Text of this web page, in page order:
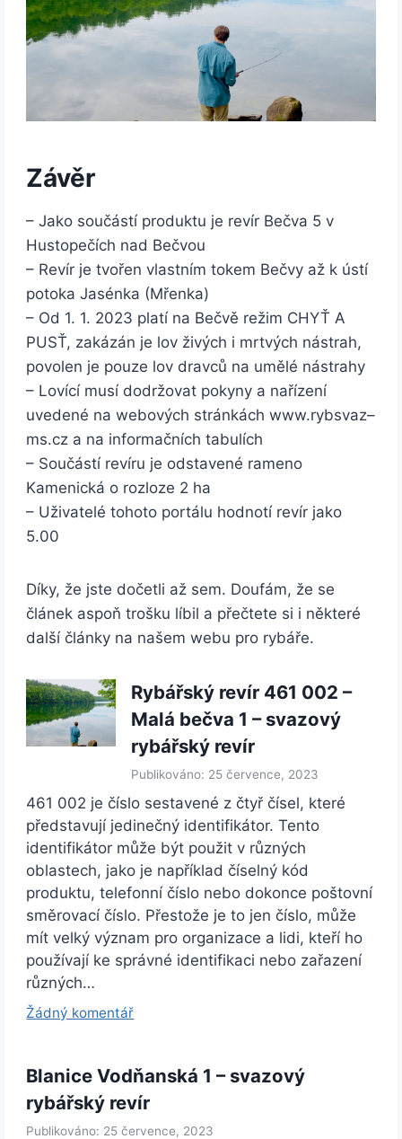
Závěr
– Jako součástí produktu je revír Bečva 5 v
Hustopečích nad Bečvou
– Revír je tvořen vlastním tokem Bečvy až k ústí
potoka Jasénka (Mřenka)
– Od 1. 1. 2023 platí na Bečvě režim CHYŤ A
PUSŤ, zakázán je lov živých i mrtvých nástrah,
povolen je pouze lov dravců na umělé nástrahy
– Lovící musí dodržovat pokyny a nařízení
uvedené na webových stránkách www.rybsvaz–
ms.cz a na informačních tabulích
– Součástí revíru je odstavené rameno
Kamenická o rozloze 2 ha
– Uživatelé tohoto portálu hodnotí revír jako
5.00
Díky, že jste dočetli až sem. Doufám, že se
článek aspoň trošku líbil a přečtete si i některé
další články na našem webu pro rybáře.
Rybářský revír 461 002 –
Malá bečva 1 – svazový
rybářský revír
Publikováno: 25 července, 2023
461 002 je číslo sestavené z čtyř čísel, které
představují jedinečný identifikátor. Tento
identifikátor může být použit v různých
oblastech, jako je například číselný kód
produktu, telefonní číslo nebo dokonce poštovní
směrovací číslo. Přestože je to jen číslo, může
mít velký význam pro organizace a lidi, kteří ho
používají ke správné identifikaci nebo zařazení
různých…
Žádný komentář
Blanice Vodňanská 1 – svazový
rybářský revír
Publikováno: 25 července, 2023